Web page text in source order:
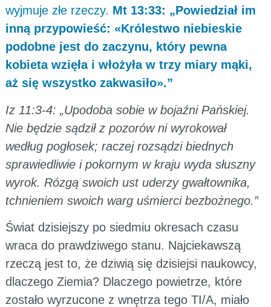
wyjmuje złe rzeczy. Mt 13:33: „Powiedział im
inną przypowieść: «Królestwo niebieskie
podobne jest do zaczynu, który pewna
kobieta wzięła i włożyła w trzy miary mąki,
aż się wszystko zakwasiło».”
Iz 11:3-4: „Upodoba sobie w bojaźni Pańskiej.
Nie będzie sądził z pozorów ni wyrokował
według pogłosek; raczej rozsądzi biednych
sprawiedliwie i pokornym w kraju wyda słuszny
wyrok. Rózgą swoich ust uderzy gwałtownika,
tchnieniem swoich warg uśmierci bezbożnego.”
Świat dzisiejszy po siedmiu okresach czasu
wraca do prawdziwego stanu. Najciekawszą
rzeczą jest to, że dziwią się dzisiejsi naukowcy,
dlaczego Ziemia? Dlaczego powietrze, które
zostało wyrzucone z wnętrza tego TI/A, miało